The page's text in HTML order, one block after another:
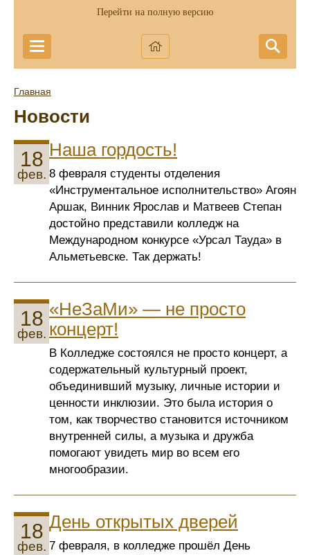
Перейти на полную версию
Главная
Новости
18
фев.
Наша гордость!
8 февраля студенты отделения
«Инструментальное исполнительство» Агоян
Аршак, Винник Ярослав и Матвеев Степан
достойно представили колледж на
Международном конкурсе «Урсал Тауда» в
Альметьевске. Так держать!
18
фев.
«НеЗаМи» — не просто
концерт!
В Колледже состоялся не просто концерт, а
содержательный культурный проект,
объединивший музыку, личные истории и
ценности инклюзии. Это была история о
том, как творчество становится источником
внутренней силы, а музыка и дружба
помогают увидеть мир во всем его
многообразии.
18
фев.
День открытых дверей
7 февраля, в колледже прошёл День